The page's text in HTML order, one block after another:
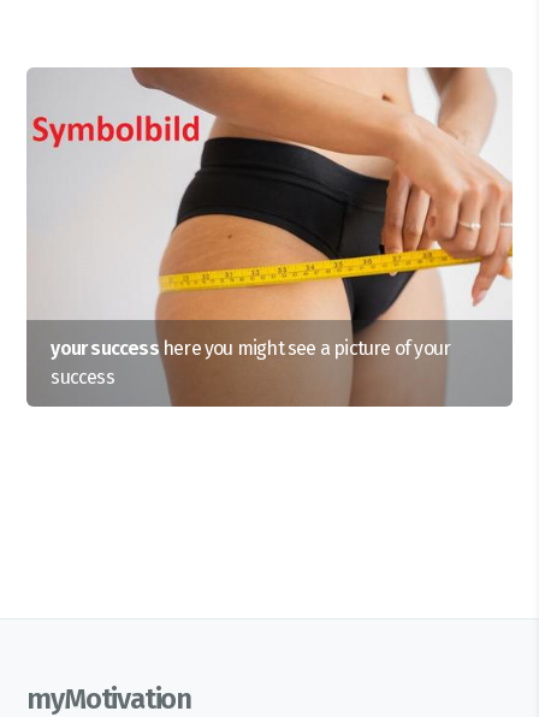
your success here you might see a picture of your
success
myMotivation